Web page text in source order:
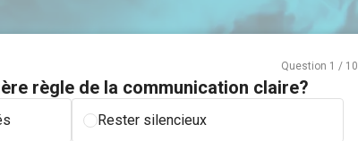
Question 1 / 10
règle de la communication claire?
Rester silencieux